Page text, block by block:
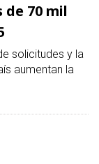
70 mil
solicitudes y la
aumentan la